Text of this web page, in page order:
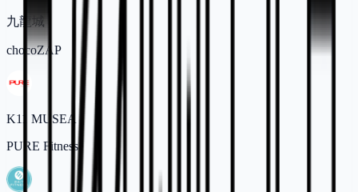
九龍城
chocoZAP
K11 MUSEA
PURE Fitness